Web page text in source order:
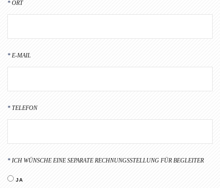
ORT
E-MAIL
TELEFON
ICH WÜNSCHE EINE SEPARATE RECHNUNGSSTELLUNG FÜR BEGLEITER
JA